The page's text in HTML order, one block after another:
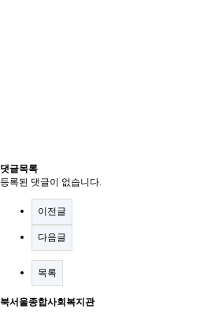
댓글목록
등록된 댓글이 없습니다.
이전글
다음글
목록
북서울종합사회복지관